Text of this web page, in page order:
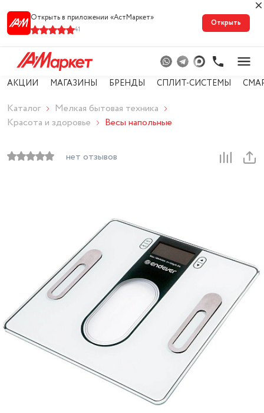
Открыть в приложении «АстМарке‪т‬»
41
Открыть
АКЦИИ МАГАЗИНЫ БРЕНДЫ СПЛИТ-СИСТЕМЫ
Каталог
Мелкая бытовая техника
Красота и здоровье
Весы напольные
нет отзывов